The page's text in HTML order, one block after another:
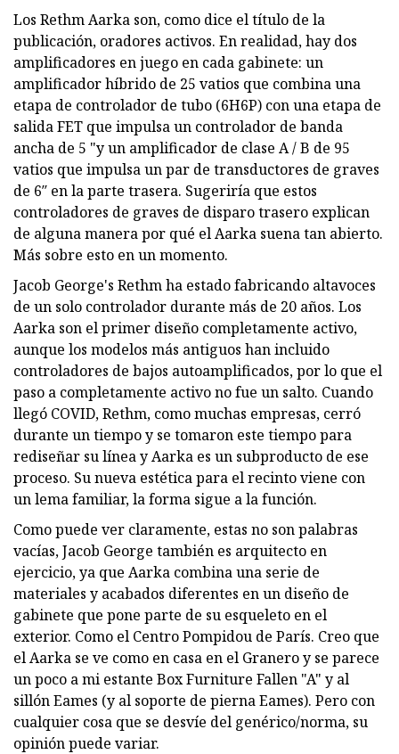
Los Rethm Aarka son, como dice el título de la
publicación, oradores activos. En realidad, hay dos
amplificadores en juego en cada gabinete: un
amplificador híbrido de 25 vatios que combina una
etapa de controlador de tubo (6H6P) con una etapa de
salida FET que impulsa un controlador de banda
ancha de 5 "y un amplificador de clase A / B de 95
vatios que impulsa un par de transductores de graves
de 6″ en la parte trasera. Sugeriría que estos
controladores de graves de disparo trasero explican
de alguna manera por qué el Aarka suena tan abierto.
Más sobre esto en un momento.
Jacob George's Rethm ha estado fabricando altavoces
de un solo controlador durante más de 20 años. Los
Aarka son el primer diseño completamente activo,
aunque los modelos más antiguos han incluido
controladores de bajos autoamplificados, por lo que el
paso a completamente activo no fue un salto. Cuando
llegó COVID, Rethm, como muchas empresas, cerró
durante un tiempo y se tomaron este tiempo para
rediseñar su línea y Aarka es un subproducto de ese
proceso. Su nueva estética para el recinto viene con
un lema familiar, la forma sigue a la función.
Como puede ver claramente, estas no son palabras
vacías, Jacob George también es arquitecto en
ejercicio, ya que Aarka combina una serie de
materiales y acabados diferentes en un diseño de
gabinete que pone parte de su esqueleto en el
exterior. Como el Centro Pompidou de París. Creo que
el Aarka se ve como en casa en el Granero y se parece
un poco a mi estante Box Furniture Fallen "A" y al
sillón Eames (y al soporte de pierna Eames). Pero con
cualquier cosa que se desvíe del genérico/norma, su
opinión puede variar.